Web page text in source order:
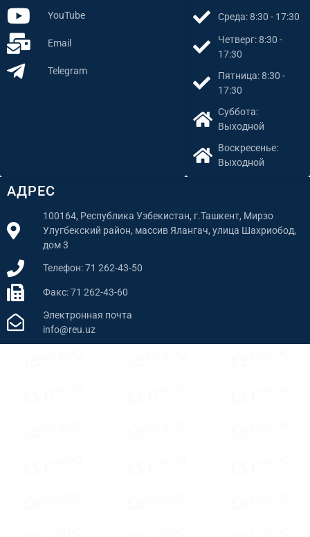
АДРЕС
100164, Республика Узбекистан, г.Ташкент, Мирзо
Улугбекский район, массив Ялангач, улица Шахриобод,
дом 3
Телефон: 71 262-43-50
Факс: 71 262-43-60
Электронная почта
info@reu.uz
Среда: 8:30 - 17:30
Четверг: 8:30 -
17:30
Пятница: 8:30 -
17:30
Суббота:
Выходной
Воскресенье:
Выходной
YouTube
Email
Telegram